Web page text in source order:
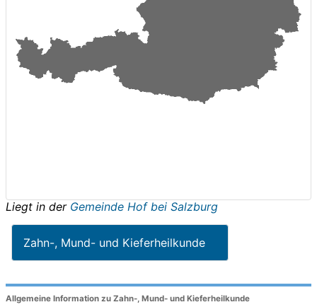
Liegt in der Gemeinde Hof bei Salzburg
Zahn-, Mund- und Kieferheilkunde
Allgemeine Information zu Zahn-, Mund- und Kieferheilkunde